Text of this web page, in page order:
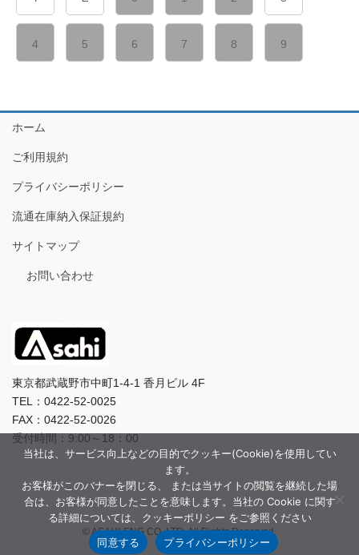
4 5 6 7 8 9
ホーム
ご利用規約
プライバシーポリシー
流通在庫納入保証規約
サイトマップ
お問い合わせ
東京都武蔵野市中町1-4-1 香月ビル 4F
TEL：0422-52-0025
FAX：0422-52-0026
受付時間：9:00～18：00
© ASAHI-ENG CO.,LTD. All Rights Reserved.
当社は、サービス向上などの目的でクッキー(Cookie)を使用してい
ます。
お客様がこのバナーを閉じる、 または当サイトの閲覧を継続した場
合は、お客様が同意したことを意味します。当社の Cookie に関す
る詳細については、クッキーポリシー をご参照ください
同意する
プライバシーポリシー